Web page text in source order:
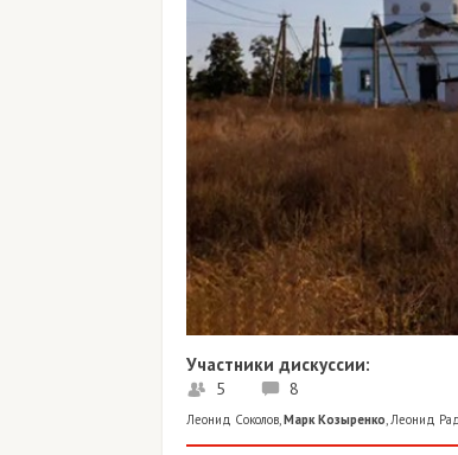
Участники дискуссии:
5 8
Леонид Соколов Марк Козыренко Леонид